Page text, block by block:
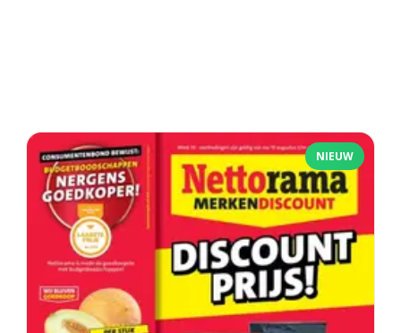
NIEUW